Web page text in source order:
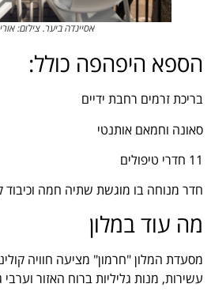
אסיינדה ביער. צילום:
הספא היפהפה כולל:
בריכת זרמים רחבת ידיים
סאונה וחמאם אותנטי
11 חדרי טיפולים
חדר מנוחה בו מוגשת שתיה חמה וכיבוד
מה עוד במלון
מסעדת המלון "חרמון" מציעה חוויה
עשירות, מנות גליליות ברוח האזור